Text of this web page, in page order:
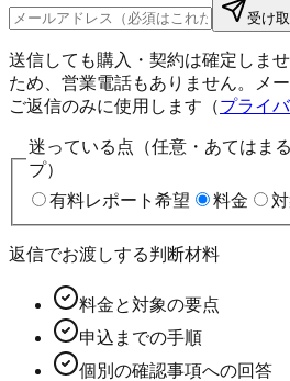
受け
送信しても購入・契約は確定しま
ため、営業電話もありません。メ
ご返信のみに使用します（プライ
迷っている点（任意・あてはま
プ）
有料レポート希望
料金
返信でお渡しする判断材料
料金と対象の要点
申込までの手順
個別の確認事項への回答